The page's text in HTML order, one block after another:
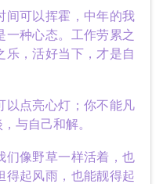
可以挥霍，中年的我
一种心态。工作劳累之
乐，活好当下，才是自
点亮心灯；你不能凡
与自己和解。
像野草一样活着，也
得起风雨，也能靓得起